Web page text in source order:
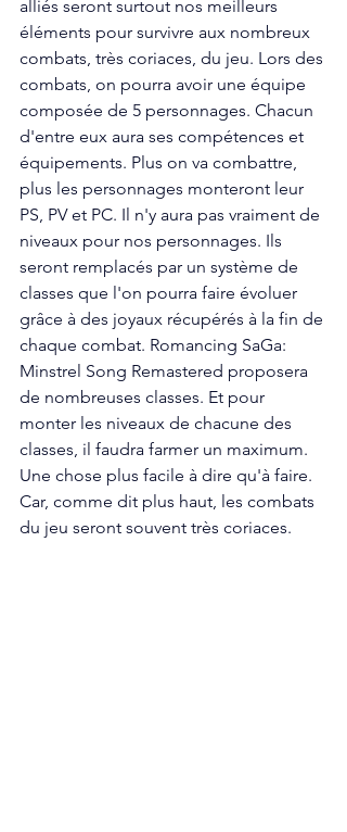
alliés seront surtout nos meilleurs
éléments pour survivre aux nombreux
combats, très coriaces, du jeu. Lors des
combats, on pourra avoir une équipe
composée de 5 personnages. Chacun
d'entre eux aura ses compétences et
équipements. Plus on va combattre,
plus les personnages monteront leur
PS, PV et PC. Il n'y aura pas vraiment de
niveaux pour nos personnages. Ils
seront remplacés par un système de
classes que l'on pourra faire évoluer
grâce à des joyaux récupérés à la fin de
chaque combat. Romancing SaGa:
Minstrel Song Remastered proposera
de nombreuses classes. Et pour
monter les niveaux de chacune des
classes, il faudra farmer un maximum.
Une chose plus facile à dire qu'à faire.
Car, comme dit plus haut, les combats
du jeu seront souvent très coriaces.